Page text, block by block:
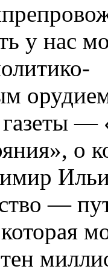
у нас
—
о
—